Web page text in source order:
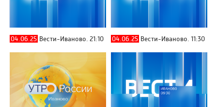
04.06.25 Вести-Иваново. 21:10 04.06.25 Вести-Иваново. 11:30